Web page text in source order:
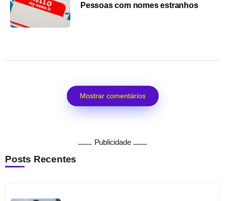
Pessoas com nomes estranhos
Mostrar comentários
Publicidade
Posts Recentes